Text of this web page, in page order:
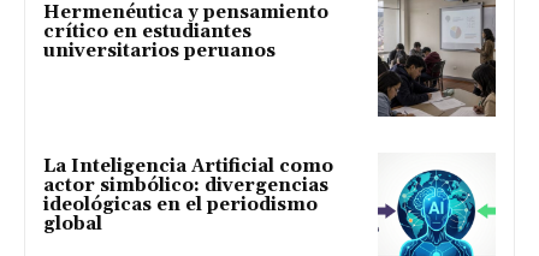
Hermenéutica y pensamiento
crítico en estudiantes
universitarios peruanos
La Inteligencia Artificial como
actor simbólico: divergencias
ideológicas en el periodismo
global